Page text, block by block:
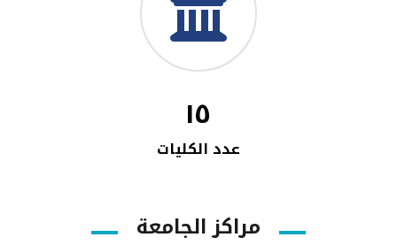
١٥
عدد الكليات
مراكز الجامعة